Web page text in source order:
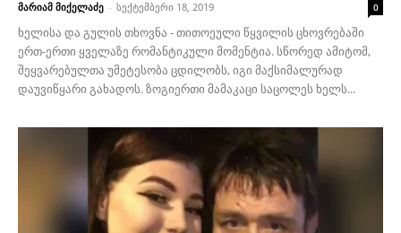
მარიამ მიქელაძე - სექტემბერი 18, 2019 0
ხელისა და გულის თხოვნა - თითოეული წყვილის ცხოვრებაში
ერთ-ერთი ყველაზე რომანტიკული მომენტია. სწორედ ამიტომ,
შეყვარებულთა უმეტესობა ცდილობს, იგი მაქსიმალურად
დაუვიწყარი გახადოს. ზოგიერთი მამაკაცი საცოლეს ხელს...